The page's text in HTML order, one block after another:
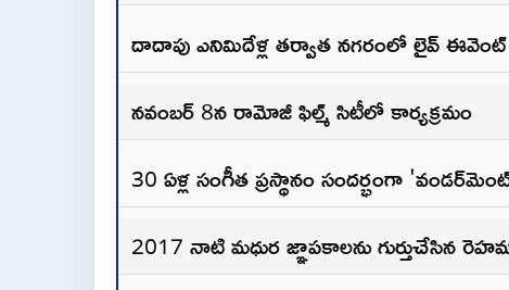
దాదాపు ఎనిమిదేళ్ల తర్వాత నగరంలో లైవ్ ఈవెంట్
నవంబర్ 8న రామోజీ ఫిల్మ్ సిటీలో కార్యక్రమం
30 ఏళ్ల సంగీత ప్రస్థానం సందర్భంగా
2017 నాటి మధుర జ్ఞాపకాలను గుర్తుచేసిన